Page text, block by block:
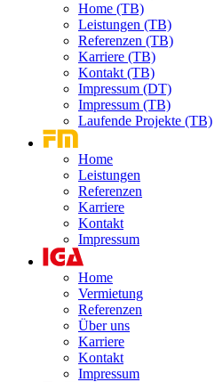
Home (TB)
Leistungen (TB)
Referenzen (TB)
Karriere (TB)
Kontakt (TB)
Impressum (DT)
Impressum (TB)
Laufende Projekte (TB)
Home
Leistungen
Referenzen
Karriere
Kontakt
Impressum
Home
Vermietung
Referenzen
Über uns
Karriere
Kontakt
Impressum